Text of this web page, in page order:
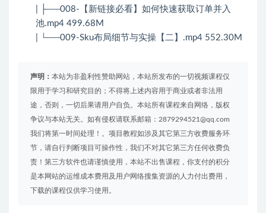
| ├──008-【新链接必看】如何快速获取订单并入
池.mp4 499.68M
| └──009-Sku布局细节与实操【二】.mp4 552.30M
声明： 本站为非盈利性赞助网站，本站所发布的一切视频课程仅
限用于学习和研究目的；不得将上述内容用于商业或者非法用
途，否则，一切后果请用户自负。本站所有课程来自网络，版权
争议与本站无关。如有侵权请联系邮箱：2879294521@qq.com
我们将第一时间处理！。项目教程如涉及其它第三方收费服务环
节，请自行判断项目可操作性，我们不对其它第三方任何收费负
责！第三方软件也请谨慎使用，本站不出售课程，你支付的积分
是本网站的运维成本费用及用户网络搜集资源的人力付出费用，
下载的课程仅供学习使用。